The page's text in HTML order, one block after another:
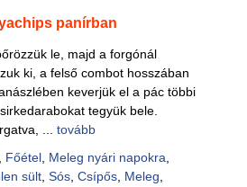
panírban
le, majd a forgónál
ki, a felső combot hosszában
keverjük el a pác többi
tegyük bele.
... tovább
Főétel, Meleg nyári napokra
sült, Sós, Csípős, Meleg